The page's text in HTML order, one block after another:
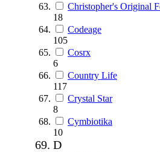
Christopher's Original
18
Codeage
105
Cosrx
6
Country Life
117
Crystal Star
8
Cymbiotika
10
D